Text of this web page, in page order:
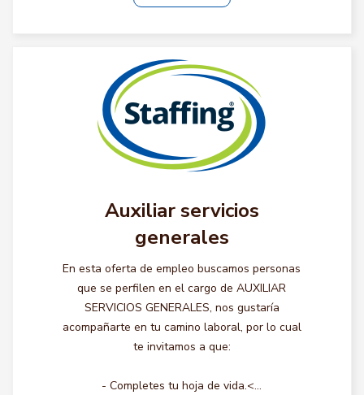
Auxiliar servicios
generales
En esta oferta de empleo buscamos personas
que se perfilen en el cargo de AUXILIAR
SERVICIOS GENERALES, nos gustaría
acompañarte en tu camino laboral, por lo cual
te invitamos a que:
- Completes tu hoja de vida.<...